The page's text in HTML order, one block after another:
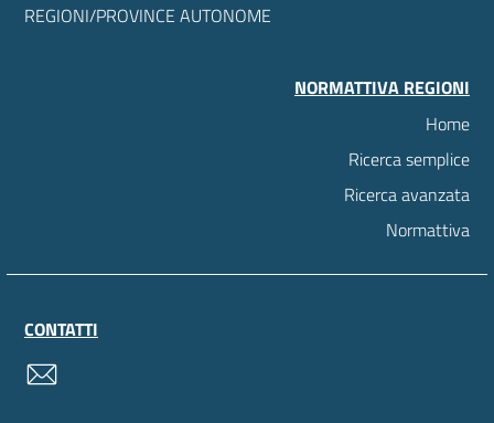
REGIONI/PROVINCE AUTONOME
NORMATTIVA REGIONI
Home
Ricerca semplice
Ricerca avanzata
Normattiva
CONTATTI